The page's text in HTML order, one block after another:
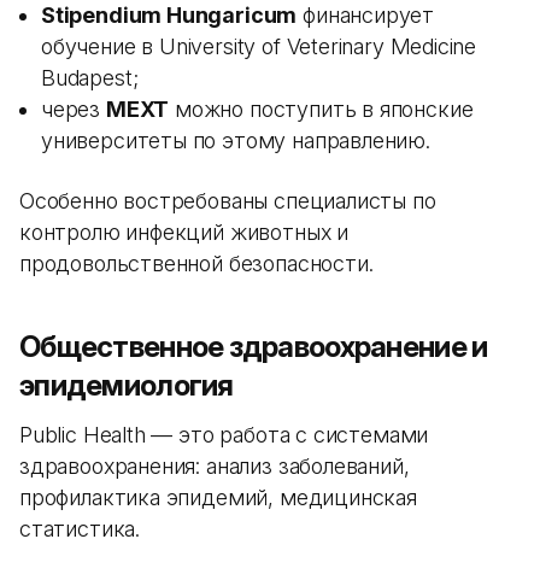
Stipendium Hungaricum финансирует
обучение в University of Veterinary Medicine
Budapest;
через MEXT можно поступить в японские
университеты по этому направлению.
Особенно востребованы специалисты по
контролю инфекций животных и
продовольственной безопасности.
Общественное здравоохранение и
эпидемиология
Public Health — это работа с системами
здравоохранения: анализ заболеваний,
профилактика эпидемий, медицинская
статистика.